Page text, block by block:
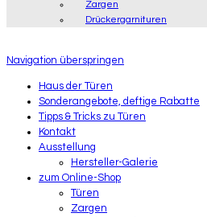
Zargen
Drückergarnituren
Navigation überspringen
Haus der Türen
Sonderangebote, deftige Rabatte
Tipps & Tricks zu Türen
Kontakt
Ausstellung
Hersteller-Galerie
zum Online-Shop
Türen
Zargen